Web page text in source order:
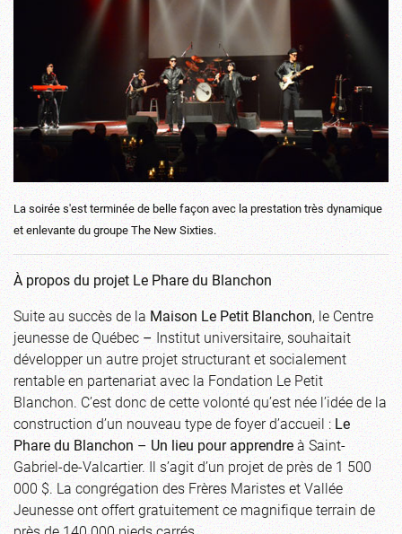
La soirée s'est terminée de belle façon avec la prestation très dynamique
et enlevante du groupe The New Sixties.
À propos du projet Le Phare du Blanchon
Suite au succès de laMaison Le Petit Blanchon, le Centre
jeunesse de Québec–Institut universitaire, souhaitait
développer un autre projet structurant et socialement
rentable en partenariat avec la Fondation Le Petit
Blanchon. C’est donc de cette volonté qu’est née l’idée de la
construction d’un nouveau type de foyer d’accueil : Le
Phare du Blanchon – Un lieu pour apprendreà Saint-
Gabriel-de-Valcartier. Il s’agit d’un projet de près de 1 500
000 $. La congrégation des Frères Maristes et Vallée
Jeunesse ont offert gratuitement ce magnifique terrain de